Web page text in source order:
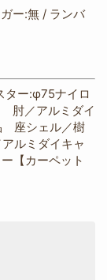
ー:無 / ランバ
ター:φ75ナイロ
肘／アルミダイ
座シェル／樹
ルミダイキャ
【カーペット